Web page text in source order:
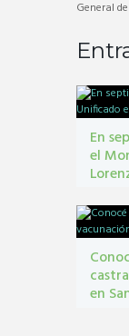
General
En
el
Unificado
en